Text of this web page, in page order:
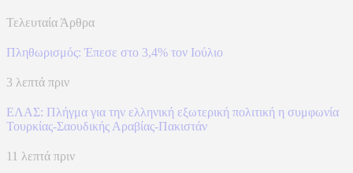
Τελευταία Άρθρα
Πληθωρισμός: Έπεσε στο 3,4% τον Ιούλιο
3 λεπτά πριν
ΕΛΑΣ: Πλήγμα για την ελληνική εξωτερική πολιτική η συμφωνία
Τουρκίας-Σαουδικής Αραβίας-Πακιστάν
11 λεπτά πριν